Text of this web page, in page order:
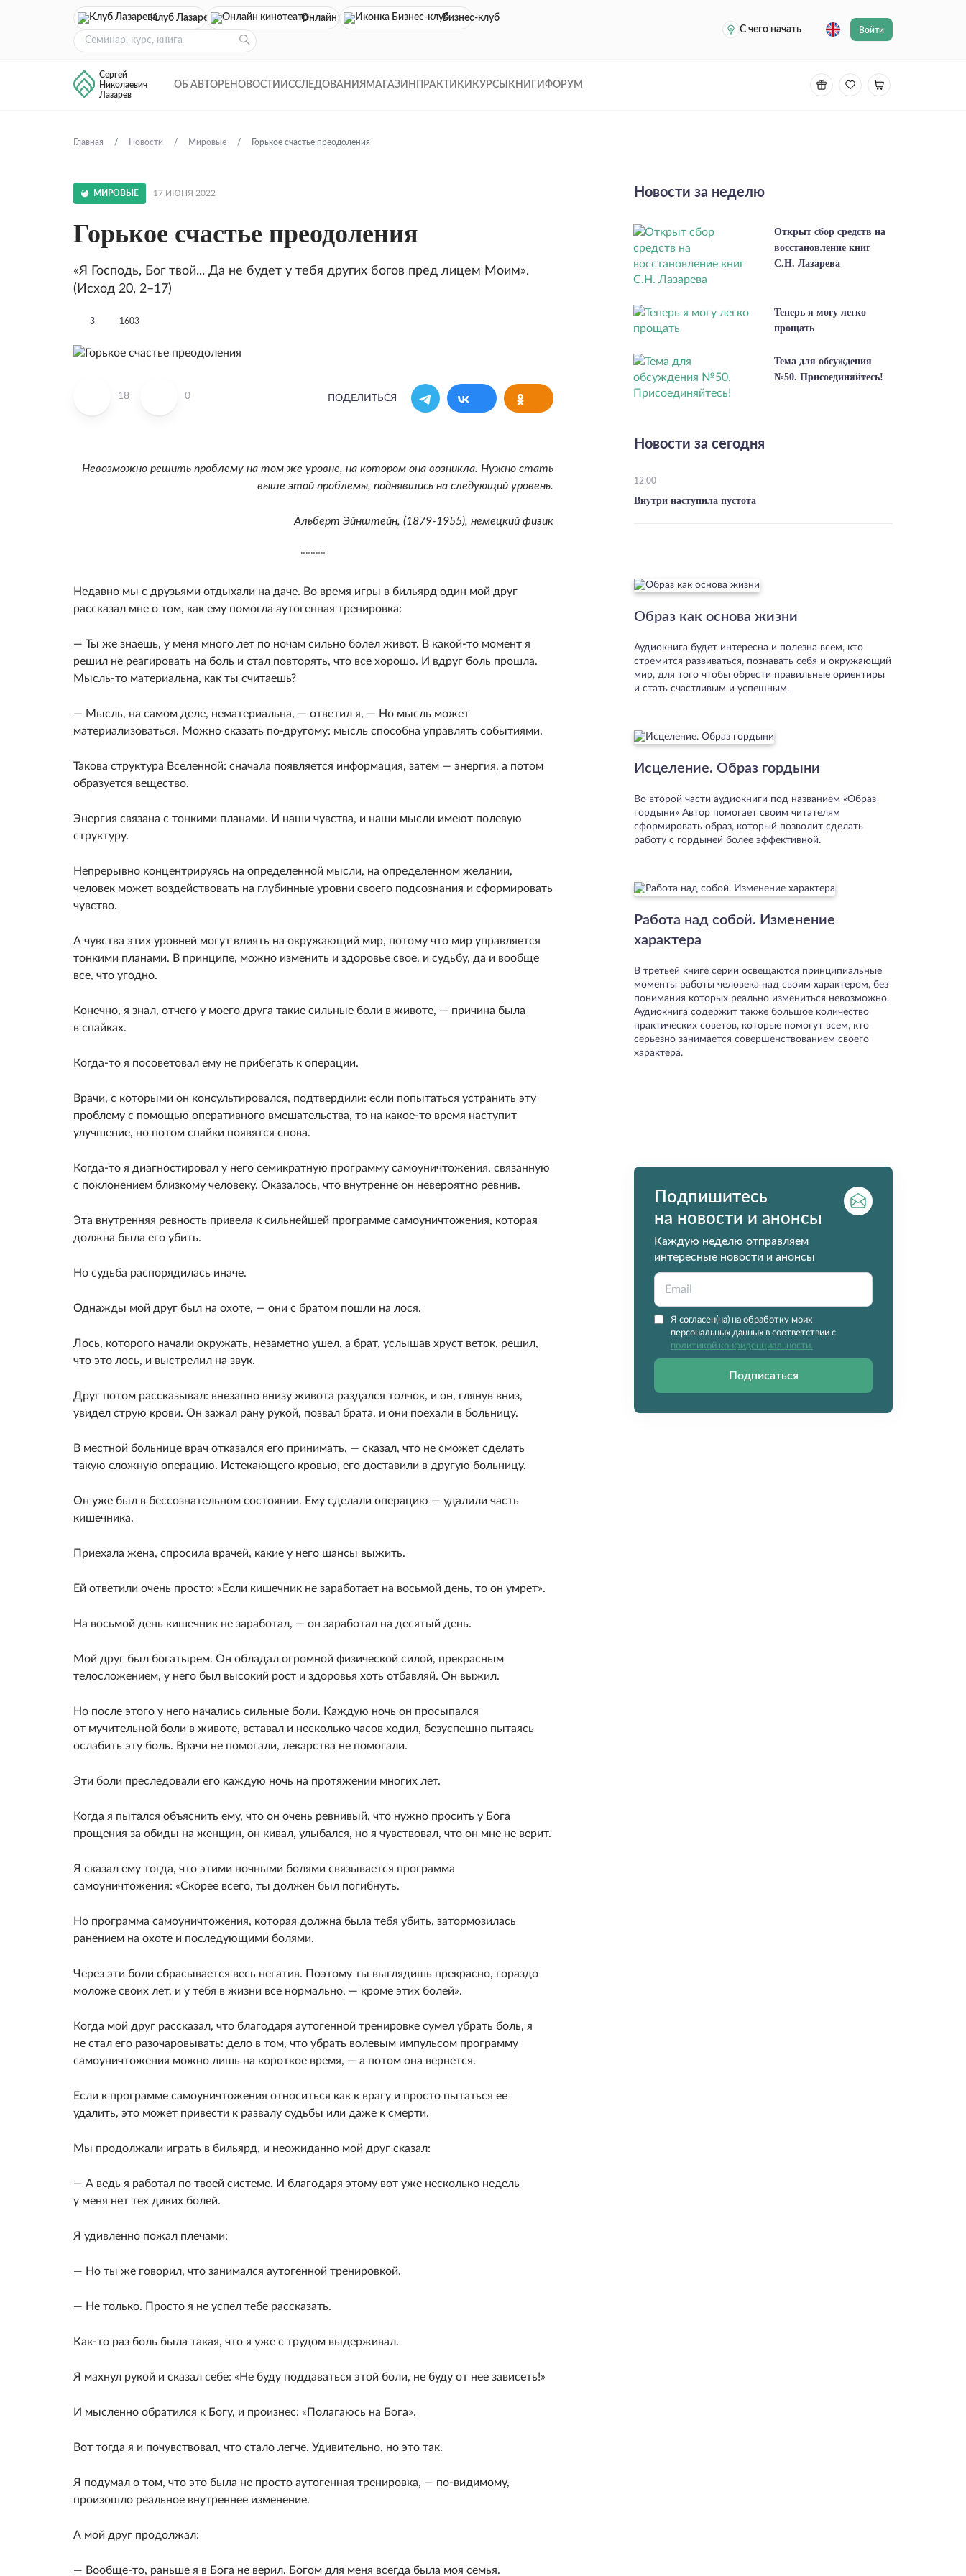
Клуб Лазарева Онлайн кинотеатр
Бизнес-клуб
С чего начать
Войти
Сергей
Николаевич
Лазарев
ОБ АВТОРЕ НОВОСТИ ИССЛЕДОВАНИЯ МАГАЗИН ПРАКТИКИ КУРСЫ КНИГИ ФОРУМ
Главная Новости Мировые Горькое счастье преодоления
МИРОВЫЕ 17 ИЮНЯ 2022
Горькое счастье преодоления
«Я Господь, Бог твой... Да не будет у тебя других богов пред лицем Моим».
(Исход 20, 2–17)
3 1603
18 0 ПОДЕЛИТЬСЯ
Невозможно решить проблему на том же уровне, на котором она возникла. Нужно стать
выше этой проблемы, поднявшись на следующий уровень.
Альберт Эйнштейн, (1879-1955), немецкий физик
*****
Недавно мы с друзьями отдыхали на даче. Во время игры в бильярд один мой друг
рассказал мне о том, как ему помогла аутогенная тренировка:
— Ты же знаешь, у меня много лет по ночам сильно болел живот. В какой-то момент я
решил не реагировать на боль и стал повторять, что все хорошо. И вдруг боль прошла.
Мысль-то материальна, как ты считаешь?
— Мысль, на самом деле, нематериальна, — ответил я, — Но мысль может
материализоваться. Можно сказать по-другому: мысль способна управлять событиями.
Такова структура Вселенной: сначала появляется информация, затем — энергия, а потом
образуется вещество.
Энергия связана с тонкими планами. И наши чувства, и наши мысли имеют полевую
структуру.
Непрерывно концентрируясь на определенной мысли, на определенном желании,
человек может воздействовать на глубинные уровни своего подсознания и сформировать
чувство.
А чувства этих уровней могут влиять на окружающий мир, потому что мир управляется
тонкими планами. В принципе, можно изменить и здоровье свое, и судьбу, да и вообще
все, что угодно.
Конечно, я знал, отчего у моего друга такие сильные боли в животе, — причина была
в спайках.
Когда-то я посоветовал ему не прибегать к операции.
Врачи, с которыми он консультировался, подтвердили: если попытаться устранить эту
проблему с помощью оперативного вмешательства, то на какое-то время наступит
улучшение, но потом спайки появятся снова.
Когда-то я диагностировал у него семикратную программу самоуничтожения, связанную
с поклонением близкому человеку. Оказалось, что внутренне он невероятно ревнив.
Эта внутренняя ревность привела к сильнейшей программе самоуничтожения, которая
должна была его убить.
Но судьба распорядилась иначе.
Однажды мой друг был на охоте, — они с братом пошли на лося.
Лось, которого начали окружать, незаметно ушел, а брат, услышав хруст веток, решил,
что это лось, и выстрелил на звук.
Друг потом рассказывал: внезапно внизу живота раздался толчок, и он, глянув вниз,
увидел струю крови. Он зажал рану рукой, позвал брата, и они поехали в больницу.
В местной больнице врач отказался его принимать, — сказал, что не сможет сделать
такую сложную операцию. Истекающего кровью, его доставили в другую больницу.
Он уже был в бессознательном состоянии. Ему сделали операцию — удалили часть
кишечника.
Приехала жена, спросила врачей, какие у него шансы выжить.
Ей ответили очень просто: «Если кишечник не заработает на восьмой день, то он умрет».
На восьмой день кишечник не заработал, — он заработал на десятый день.
Мой друг был богатырем. Он обладал огромной физической силой, прекрасным
телосложением, у него был высокий рост и здоровья хоть отбавляй. Он выжил.
Но после этого у него начались сильные боли. Каждую ночь он просыпался
от мучительной боли в животе, вставал и несколько часов ходил, безуспешно пытаясь
ослабить эту боль. Врачи не помогали, лекарства не помогали.
Эти боли преследовали его каждую ночь на протяжении многих лет.
Когда я пытался объяснить ему, что он очень ревнивый, что нужно просить у Бога
прощения за обиды на женщин, он кивал, улыбался, но я чувствовал, что он мне не верит.
Я сказал ему тогда, что этими ночными болями связывается программа
самоуничтожения: «Скорее всего, ты должен был погибнуть.
Но программа самоуничтожения, которая должна была тебя убить, затормозилась
ранением на охоте и последующими болями.
Через эти боли сбрасывается весь негатив. Поэтому ты выглядишь прекрасно, гораздо
моложе своих лет, и у тебя в жизни все нормально, — кроме этих болей».
Когда мой друг рассказал, что благодаря аутогенной тренировке сумел убрать боль, я
не стал его разочаровывать: дело в том, что убрать волевым импульсом программу
самоуничтожения можно лишь на короткое время, — а потом она вернется.
Если к программе самоуничтожения относиться как к врагу и просто пытаться ее
удалить, это может привести к развалу судьбы или даже к смерти.
Мы продолжали играть в бильярд, и неожиданно мой друг сказал:
— А ведь я работал по твоей системе. И благодаря этому вот уже несколько недель
у меня нет тех диких болей.
Я удивленно пожал плечами:
— Но ты же говорил, что занимался аутогенной тренировкой.
— Не только. Просто я не успел тебе рассказать.
Как-то раз боль была такая, что я уже с трудом выдерживал.
Я махнул рукой и сказал себе: «Не буду поддаваться этой боли, не буду от нее зависеть!»
И мысленно обратился к Богу, и произнес: «Полагаюсь на Бога».
Вот тогда я и почувствовал, что стало легче. Удивительно, но это так.
Я подумал о том, что это была не просто аутогенная тренировка, — по-видимому,
произошло реальное внутреннее изменение.
А мой друг продолжал:
— Вообще-то, раньше я в Бога не верил. Богом для меня всегда была моя семья.
Новости за неделю
Открыт сбор средств на
восстановление книг
С.Н. Лазарева
Теперь я могу легко
прощать
Тема для обсуждения
№50. Присоединяйтесь!
Новости за сегодня
12:00
Внутри наступила пустота
Образ как основа жизни
Аудиокнига будет интересна и полезна всем, кто
стремится развиваться, познавать себя и окружающий
мир, для того чтобы обрести правильные ориентиры
и стать счастливым и успешным.
Исцеление. Образ гордыни
Во второй части аудиокниги под названием «Образ
гордыни» Автор помогает своим читателям
сформировать образ, который позволит сделать
работу с гордыней более эффективной.
Работа над собой. Изменение
характера
В третьей книге серии освещаются принципиальные
моменты работы человека над своим характером, без
понимания которых реально измениться невозможно.
Аудиокнига содержит также большое количество
практических советов, которые помогут всем, кто
серьезно занимается совершенствованием своего
характера.
Подпишитесь
на новости и анонсы
Каждую неделю отправляем
интересные новости и анонсы
Я согласен(на) на обработку моих
персональных данных в соответствии с
политикой конфиденциальности.
Подписаться